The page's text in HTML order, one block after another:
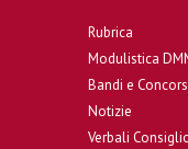
Rubrica
Modulistica
Bandi e
Notizie
Verbali